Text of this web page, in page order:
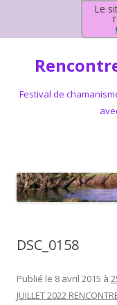
Le
Festival de
DSC_0158
Publié le 8 avril 2015 à
JUILLET 2022